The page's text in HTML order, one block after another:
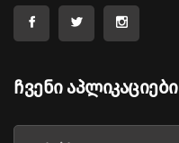
Ჩვენი Აპლიკაციები